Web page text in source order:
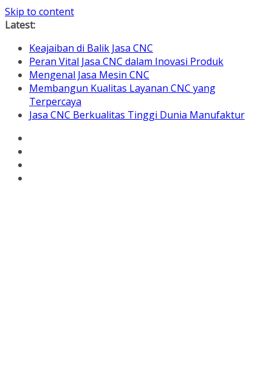
Skip to content
Latest:
Keajaiban di Balik Jasa CNC
Peran Vital Jasa CNC dalam Inovasi Produk
Mengenal Jasa Mesin CNC
Membangun Kualitas Layanan CNC yang
Terpercaya
Jasa CNC Berkualitas Tinggi Dunia Manufaktur